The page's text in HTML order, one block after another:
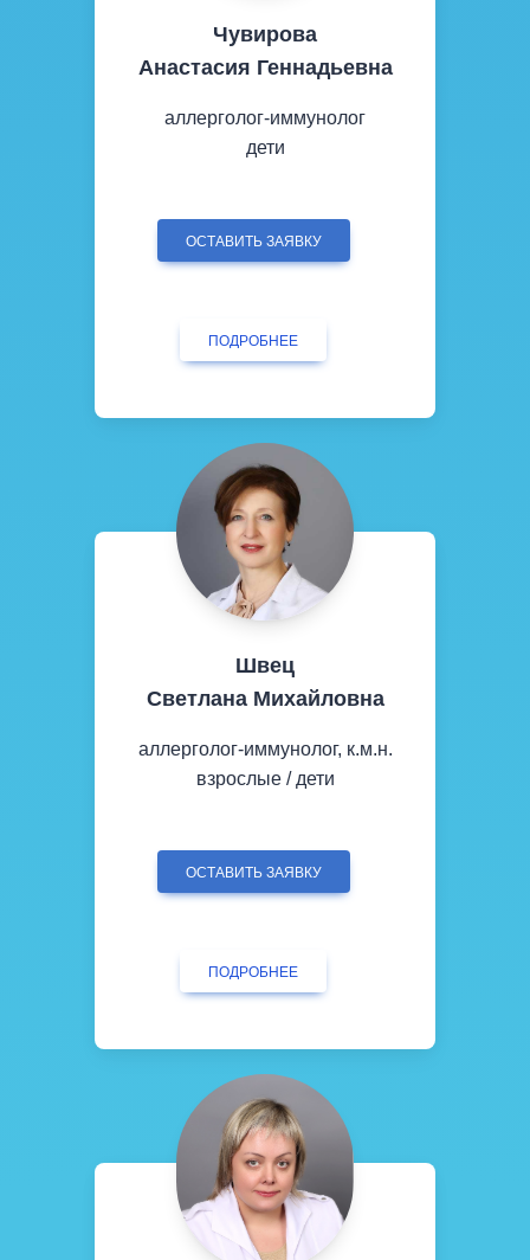
Чувирова
Анастасия Геннадьевна
аллерголог-иммунолог
дети
ОСТАВИТЬ ЗАЯВКУ
ПОДРОБНЕЕ
Швец
Светлана Михайловна
аллерголог-иммунолог, к.м.н.
взрослые / дети
ОСТАВИТЬ ЗАЯВКУ
ПОДРОБНЕЕ